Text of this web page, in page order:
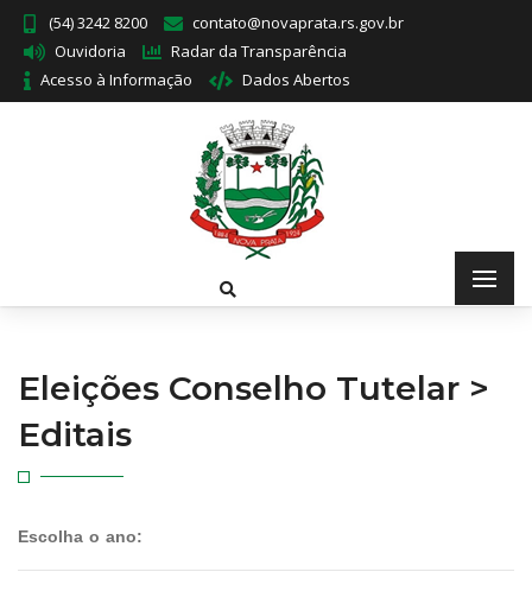
(54) 3242 8200
contato@novaprata.rs.gov.br
Ouvidoria
Radar da Transparência
Acesso à Informação
Dados Abertos
Eleições Conselho Tutelar >
Editais
Escolha o ano: